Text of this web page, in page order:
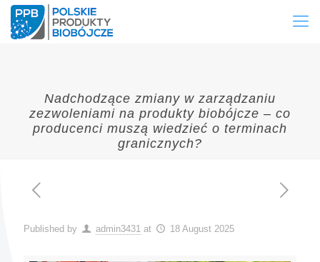
Nadchodzące zmiany w zarządzaniu
zezwoleniami na produkty biobójcze – co
producenci muszą wiedzieć o terminach
granicznych?
Published by admin3431 at 18 August 2025